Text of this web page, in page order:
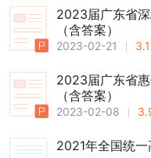
2023届广东省
（含答案）
2023-02-21
2023届广东省
（含答案）
2023-02-08
2021年全国统一